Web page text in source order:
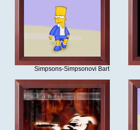
Simpsons-Simpsonovi Bart